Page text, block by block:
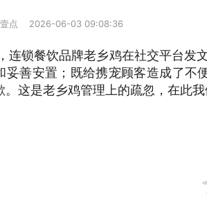
点 2026-06-03 09:08:36
连锁餐饮品牌老乡鸡在社交平台发
妥善安置；既给携宠顾客造成了不
。这是老乡鸡管理上的疏忽，在此